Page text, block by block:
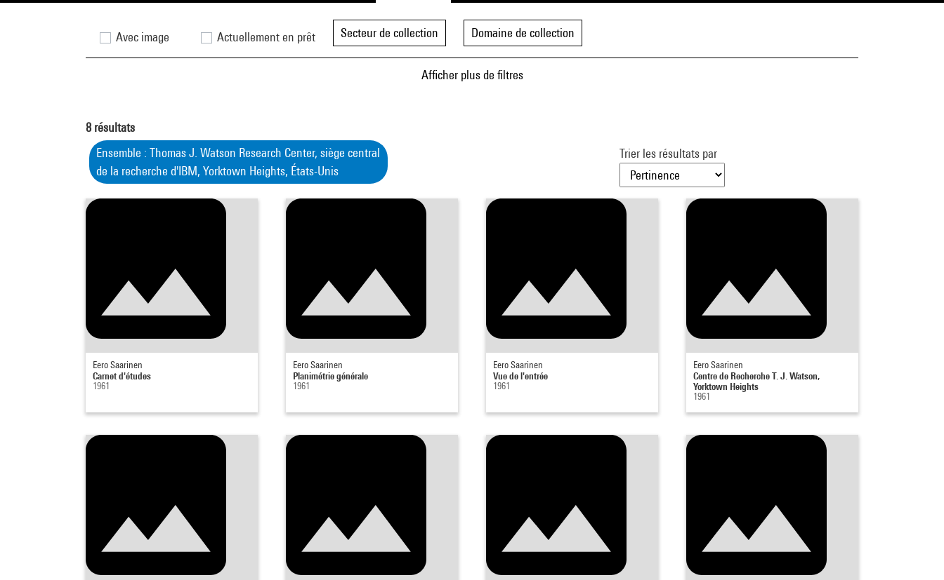
Avec image Actuellement en prêt Secteur de collection Domaine de collection
Afficher plus de filtres
8 résultats
Ensemble : Thomas J. Watson Research Center, siège central
de la recherche d'IBM, Yorktown Heights, États-Unis
Trier les résultats par
Eero Saarinen
Carnet d'études
1961
Eero Saarinen
Planimétrie générale
1961
Eero Saarinen
Vue de l'entrée
1961
Eero Saarinen
Centre de Recherche T. J. Watson,
Yorktown Heights
1961